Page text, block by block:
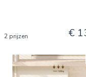
2 prijzen €